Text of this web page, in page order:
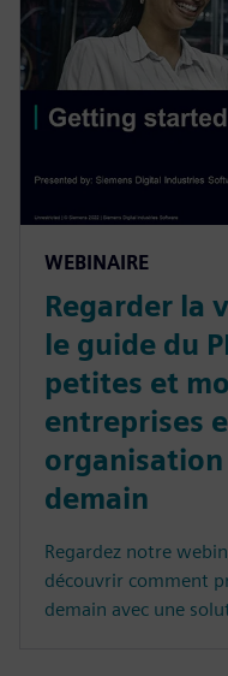
WEBINAIRE
Regarder la
le guide du
petites et
entreprises
organisation
demain
Regardez notre
découvrir comment
demain avec une